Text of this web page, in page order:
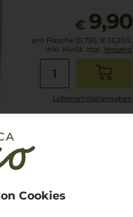
Cookies
€ 9,90
pro Flasche (0.75l), € 13,20/L
inkl. MwSt. zzgl. Versand
Lebensmittel­angaben